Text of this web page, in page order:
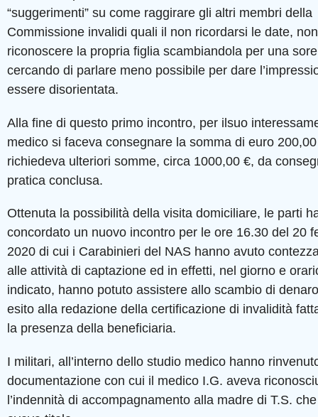
“suggerimenti” su come raggirare gli altri membri della
Commissione invalidi quali il non ricordarsi le date, non
riconoscere la propria figlia scambiandola per una
cercando di parlare meno possibile per dare
essere disorientata.
Alla fine di questo primo incontro, per ilsuo
medico si faceva consegnare la somma di euro
richiedeva ulteriori somme, circa 1000,00 €, da
pratica conclusa.
Ottenuta la possibilità della visita domiciliare, le parti
concordato un nuovo incontro per le ore 16.30 del 20
2020 di cui i Carabinieri del NAS hanno avuto
alle attività di captazione ed in effetti, nel giorno e
indicato, hanno potuto assistere allo scambio di
esito alla redazione della certificazione di invalidità
la presenza della beneficiaria.
I militari, all’interno dello studio medico hanno
documentazione con cui il medico I.G. aveva
l’indennità di accompagnamento alla madre di T.S.